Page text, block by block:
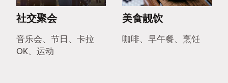
社交聚会
音乐会、节日、卡拉
OK、运动
美食靓饮
咖啡、早午餐、烹饪